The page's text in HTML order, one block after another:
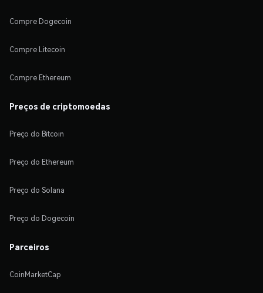
Compre Dogecoin
Compre Litecoin
Compre Ethereum
Preços de criptomoedas
Preço do Bitcoin
Preço do Ethereum
Preço do Solana
Preço do Dogecoin
Parceiros
CoinMarketCap